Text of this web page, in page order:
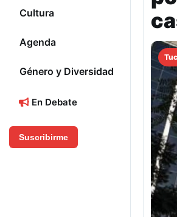
Cultura
Agenda
Género y Diversidad
En Debate
Suscribirme